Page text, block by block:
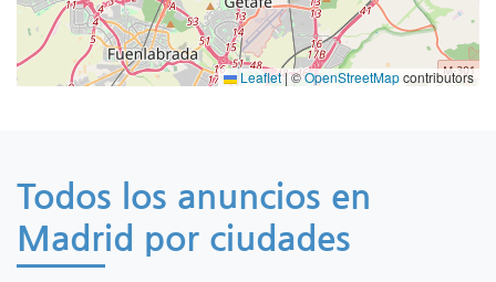
Leaflet|©OpenStreetMapcontributors
Todos los anuncios en
Madrid por ciudades